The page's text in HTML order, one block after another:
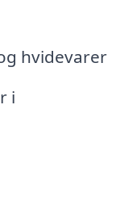
hvidevarer
i